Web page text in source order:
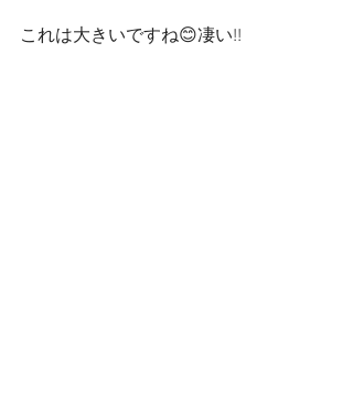
これは大きいですね😊凄い!!